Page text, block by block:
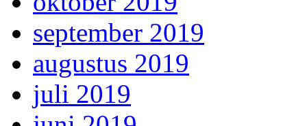
september 2019
augustus 2019
juli 2019